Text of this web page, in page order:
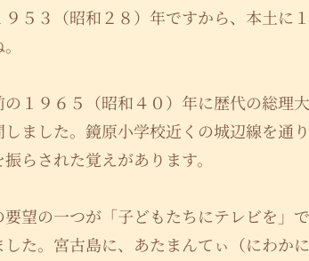
５３（昭和２８）年ですから、本土に
１９６５（昭和４０）年に歴代の総理
ました。鏡原小学校近くの城辺線を通
らされた覚えがあります。
望の一つが「子どもたちにテレビを」
た。宮古島に、あたまんてぃ（にわか